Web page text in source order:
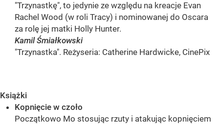
"Trzynastkę", to jedynie ze względu na kreacje Evan
Rachel Wood (w roli Tracy) i nominowanej do Oscara
za rolę jej matki Holly Hunter.
Kamil Śmiałkowski
"Trzynastka". Reżyseria: Catherine Hardwicke, CinePix
Książki
Kopnięcie w czoło
Początkowo Mo stosując rzuty i atakując kopnięciem